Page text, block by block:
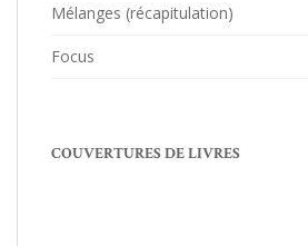
Mélanges (récapitulation)
Focus
COUVERTURES DE LIVRES